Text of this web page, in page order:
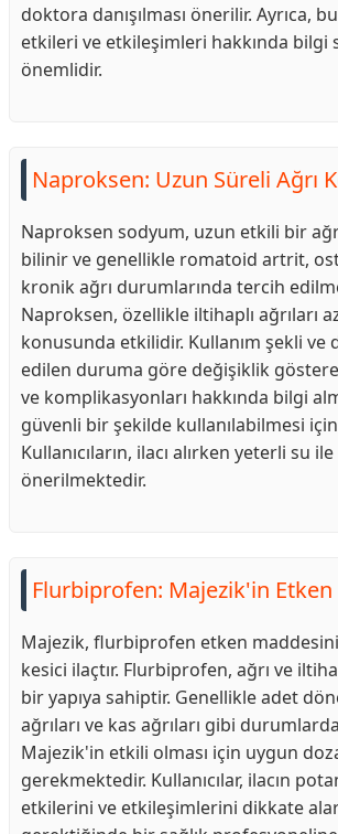
doktora danışılması önerilir. Ayrıca,
etkileri ve etkileşimleri hakkında bilgi
önemlidir.
Naproksen: Uzun Süreli Ağrı
Naproksen sodyum, uzun etkili bir
bilinir ve genellikle romatoid artrit,
kronik ağrı durumlarında tercih
Naproksen, özellikle iltihaplı ağrıları
konusunda etkilidir. Kullanım şekli ve
edilen duruma göre değişiklik
ve komplikasyonları hakkında bilgi
güvenli bir şekilde kullanılabilmesi
Kullanıcıların, ilacı alırken yeterli su
önerilmektedir.
Flurbiprofen: Majezik'in
Majezik, flurbiprofen etken
kesici ilaçtır. Flurbiprofen, ağrı ve
bir yapıya sahiptir. Genellikle adet
ağrıları ve kas ağrıları gibi
Majezik'in etkili olması için uygun
gerekmektedir. Kullanıcılar, ilacın
etkilerini ve etkileşimlerini dikkate